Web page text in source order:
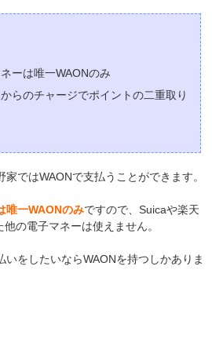
ーは唯一WAONのみ
らのチャージでポイントの二重取り
ではWAONで支払うことができます。
唯一WAONのみですので、Suicaや楽天
の電子マネーは使えません。
をしたいならWAONを持つしかありま